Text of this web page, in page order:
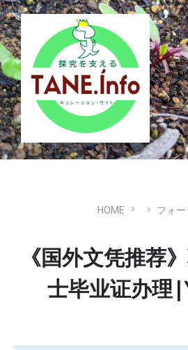
Skip
to
content
Skip
to
main
navigation
Skip
to
footer
HOME フォー
《国外文凭推荐
士毕业证办理